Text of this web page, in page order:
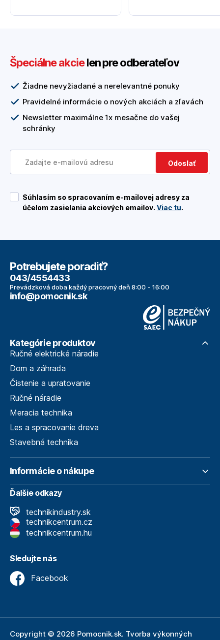
Špeciálne akcielen pre odberateľov
Žiadne nevyžiadané a nerelevantné ponuky
Pravidelné informácie o nových akciách a zľavách
Newsletter maximálne 1x mesačne do vašej
schránky
Odoslať
Súhlasím so spracovaním e-mailovej adresy za
účelom zasielania akciových emailov. Viac tu.
Potrebujete poradiť?
043/4554433
Prevádzková doba každý pracovný deň 8:00 - 16:00
info@pomocnik.sk
Kategórie produktov
Ručné elektrické náradie
Dom a záhrada
Čistenie a upratovanie
Ručné náradie
Meracia technika
Les a spracovanie dreva
Stavebná technika
Informácie o nákupe
Ďalšie odkazy
technikindustry.sk
technikcentrum.cz
technikcentrum.hu
Sledujte nás
Facebook
Copyright © 2026 Pomocnik.sk. Tvorba výkonných